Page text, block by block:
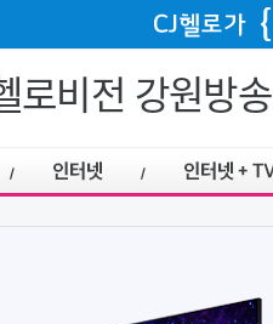
로비전 강원방송